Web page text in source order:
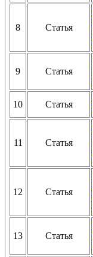
8 Статья
9 Статья
10 Статья
11 Статья
12 Статья
13 Статья